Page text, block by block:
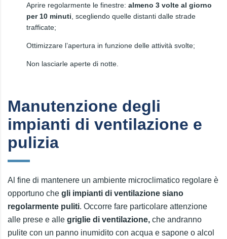
Aprire regolarmente le finestre: almeno 3 volte al giorno
per 10 minuti , scegliendo quelle distanti dalle strade
trafficate;
Ottimizzare l’apertura in funzione delle attività svolte;
Non lasciarle aperte di notte.
Manutenzione degli
impianti di ventilazione e
pulizia
Al fine di mantenere un ambiente microclimatico regolare è
opportuno che gli impianti di ventilazione siano
regolarmente puliti. Occorre fare particolare attenzione
alle prese e alle griglie di ventilazione, che andranno
pulite con un panno inumidito con acqua e sapone o alcol